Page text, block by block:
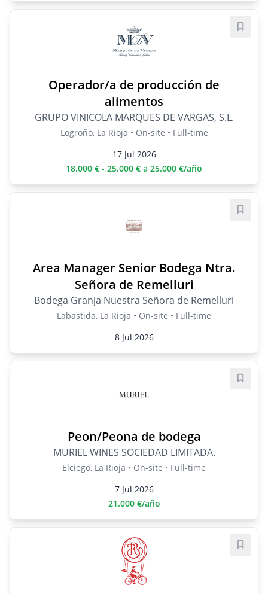
Operador/a de producción de
alimentos
GRUPO VINICOLA MARQUES DE VARGAS, S.L.
Logroño, La Rioja • On-site • Full-time
17 Jul 2026
18.000 € - 25.000 € a 25.000 €/año
Save
Area Manager Senior Bodega Ntra.
Señora de Remelluri
Bodega Granja Nuestra Señora de Remelluri
Labastida, La Rioja • On-site • Full-time
8 Jul 2026
Save
Peon/Peona de bodega
MURIEL WINES SOCIEDAD LIMITADA.
Elciego, La Rioja • On-site • Full-time
7 Jul 2026
21.000 €/año
Save
Save